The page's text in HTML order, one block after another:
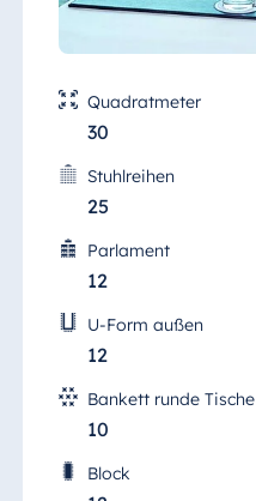
Quadratmeter
30
Stuhlreihen
25
Parlament
12
U-Form außen
12
Bankett runde Tische
10
Block